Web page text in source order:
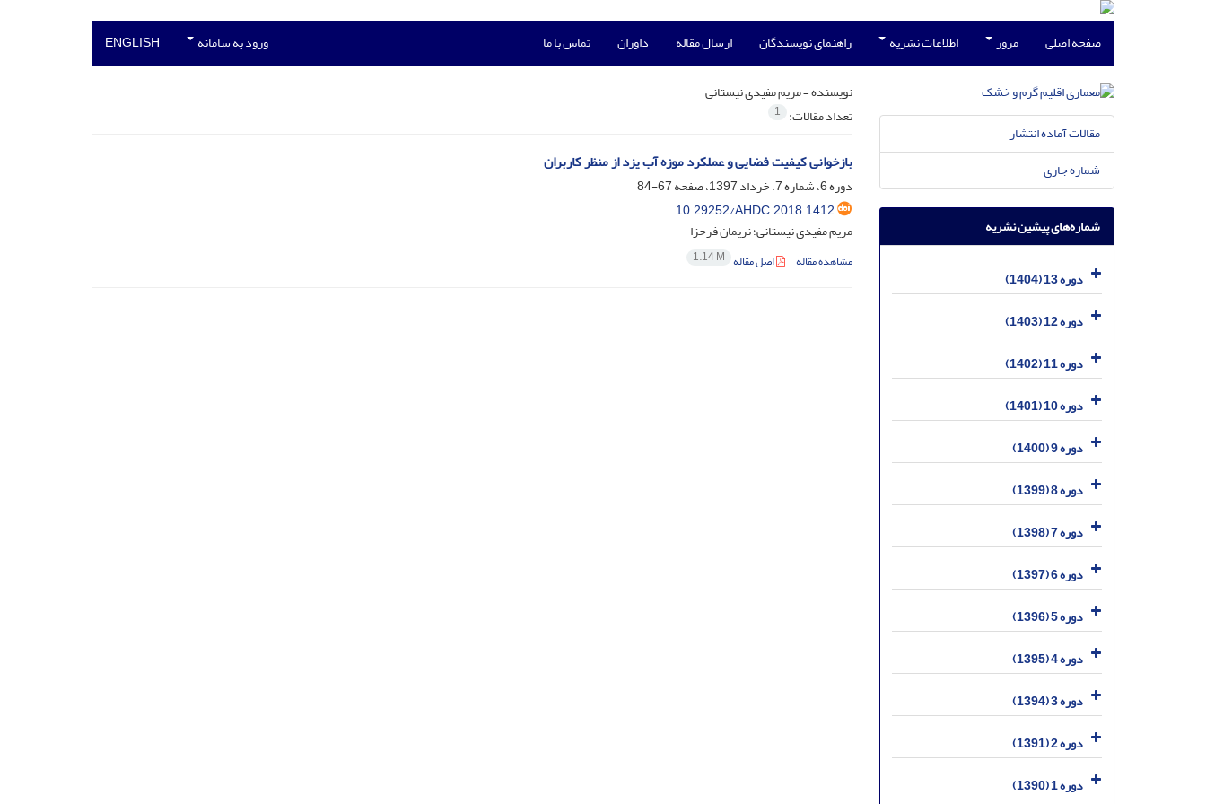
صفحه اصلی مرور اطلاعات نشریه راهنمای نویسندگان ارسال مقاله داوران تماس با ما ورود به سامانه ENGLISH
نویسنده =مریم مفیدی نیستانی
تعداد مقالات: 1
بازخوانی کیفیت فضایی و عملکرد موزه آب یزد از منظر کاربران
دوره 6، شماره 7، خرداد 1397، صفحه
67-84
10.29252/AHDC.2018.1412
مریم مفیدی نیستانی؛ نریمان فرحزا
مشاهده مقاله اصل مقاله 1.14 M
مقالات آماده انتشار
شماره جاری
شماره‌های پیشین نشریه
دوره 13 (1404)
دوره 12 (1403)
دوره 11 (1402)
دوره 10 (1401)
دوره 9 (1400)
دوره 8 (1399)
دوره 7 (1398)
دوره 6 (1397)
دوره 5 (1396)
دوره 4 (1395)
دوره 3 (1394)
دوره 2 (1391)
دوره 1 (1390)